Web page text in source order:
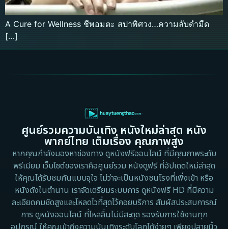
A Cure for Wellness ชีพอมตะ สปาพิศวง…ความลับดำมืด
[…]
ศูนย์รวมความบันเทิง หนังใหม่ล่าสุด หนัง
พากย์ไทย เต็มเรื่อง คุณภาพสูง
หากคุณกำลังมองหาช่องทาง ดูหนังฟรีออนไลน์ ที่มีคุณภาพระดับ
พรีเมียม เว็บไซต์ของเราคือศูนย์รวม หนังดูฟรี ที่อัปเดตใหม่ล่าสุด
ให้คุณได้รับชมกันแบบจุใจ ไม่ว่าจะเป็นหนังชนโรงที่เพิ่งเข้า หรือ
หนังดังในตำนาน เราจัดเตรียมระบบการ ดูหนังฟรี HD ที่มีความ
ละเอียดคมชัดสูงและโหลดไวที่สุดไว้คอยบริการ สัมผัสประสบการณ์
การ ดูหนังออนไลน์ ที่ไหลลื่นไม่มีสะดุด รองรับการใช้งานทุก